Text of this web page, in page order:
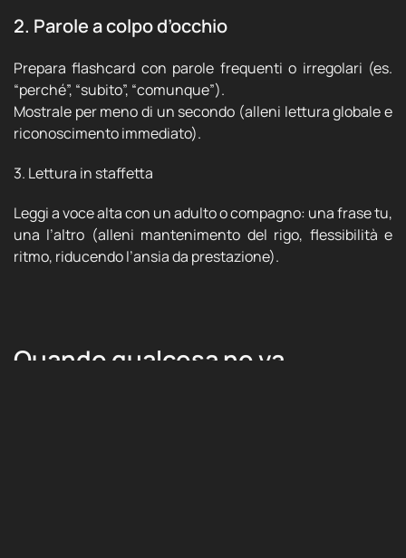
2. Parole a colpo d’occhio
Prepara flashcard con parole frequenti o irregolari (es.
“perché”, “subito”, “comunque”).
Mostrale per meno di un secondo (alleni lettura globale e
riconoscimento immediato).
3. Lettura in staffetta
Leggi a voce alta con un adulto o compagno: una frase tu,
una l’altro (alleni mantenimento del rigo, flessibilità e
ritmo, riducendo l’ansia da prestazione).
Quando qualcosa no va